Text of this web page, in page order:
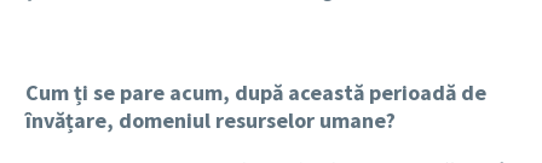
Cum ți se pare acum, după această perioadă de
învățare, domeniul resurselor umane?